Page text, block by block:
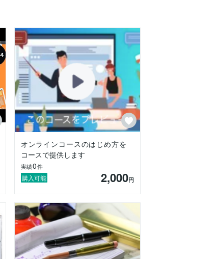
オンラインコースのはじめ方を
コースで提供します
実績0件
購入可能 2,000円